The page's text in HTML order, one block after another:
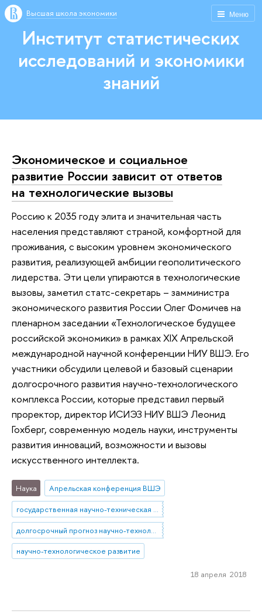
Меню
Высшая школа экономики
Институт статистических
исследований и экономики
знаний
Экономическое и социальное
развитие России зависит от ответов
на технологические вызовы
Россию к 2035 году элита и значительная часть
населения представляют страной, комфортной для
проживания, с высоким уровнем экономического
развития, реализующей амбиции геополитического
лидерства. Эти цели упираются в технологические
вызовы, заметил статс-секретарь – замминистра
экономического развития России Олег Фомичев на
пленарном заседании «Технологическое будущее
российской экономики» в рамках XIX Апрельской
международной научной конференции НИУ ВШЭ. Его
участники обсудили целевой и базовый сценарии
долгосрочного развития научно-технологического
комплекса России, которые представил первый
проректор, директор ИСИЭЗ НИУ ВШЭ Леонид
Гохберг, современную модель науки, инструменты
развития инноваций, возможности и вызовы
искусственного интеллекта.
Наука
Апрельская конференция ВШЭ
государственная научно-техническая политика
долгосрочный прогноз научно-технологического развития
научно-технологическое развитие
18 апреля 2018